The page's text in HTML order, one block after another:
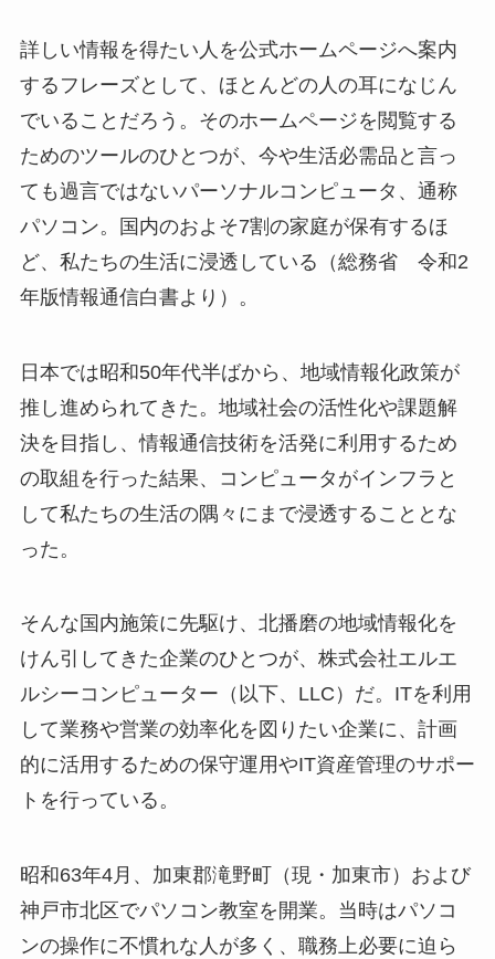
詳しい情報を得たい人を公式ホームページへ案内
するフレーズとして、ほとんどの人の耳になじん
でいることだろう。そのホームページを閲覧する
ためのツールのひとつが、今や生活必需品と言っ
ても過言ではないパーソナルコンピュータ、通称
パソコン。国内のおよそ7割の家庭が保有するほ
ど、私たちの生活に浸透している（総務省 令和2
年版情報通信白書より）。
日本では昭和50年代半ばから、地域情報化政策が
推し進められてきた。地域社会の活性化や課題解
決を目指し、情報通信技術を活発に利用するため
の取組を行った結果、コンピュータがインフラと
して私たちの生活の隅々にまで浸透することとな
った。
そんな国内施策に先駆け、北播磨の地域情報化を
けん引してきた企業のひとつが、株式会社エルエ
ルシーコンピューター（以下、LLC）だ。ITを利用
して業務や営業の効率化を図りたい企業に、計画
的に活用するための保守運用やIT資産管理のサポー
トを行っている。
昭和63年4月、加東郡滝野町（現・加東市）および
神戸市北区でパソコン教室を開業。当時はパソコ
ンの操作に不慣れな人が多く、職務上必要に迫ら